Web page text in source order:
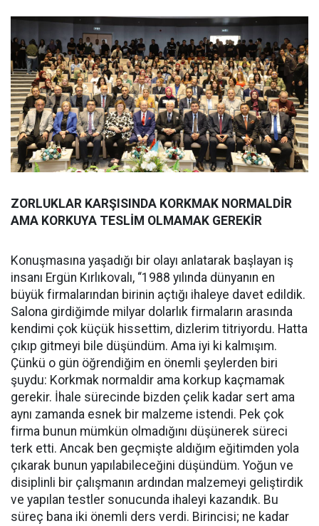
ZORLUKLAR KARŞISINDA KORKMAK NORMALDİR
AMA KORKUYA TESLİM OLMAMAK GEREKİR
Konuşmasına yaşadığı bir olayı anlatarak başlayan iş
insanı Ergün Kırlıkovalı, “1988 yılında dünyanın en
büyük firmalarından birinin açtığı ihaleye davet edildik.
Salona girdiğimde milyar dolarlık firmaların arasında
kendimi çok küçük hissettim, dizlerim titriyordu. Hatta
çıkıp gitmeyi bile düşündüm. Ama iyi ki kalmışım.
Çünkü o gün öğrendiğim en önemli şeylerden biri
şuydu: Korkmak normaldir ama korkup kaçmamak
gerekir. İhale sürecinde bizden çelik kadar sert ama
aynı zamanda esnek bir malzeme istendi. Pek çok
firma bunun mümkün olmadığını düşünerek süreci
terk etti. Ancak ben geçmişte aldığım eğitimden yola
çıkarak bunun yapılabileceğini düşündüm. Yoğun ve
disiplinli bir çalışmanın ardından malzemeyi geliştirdik
ve yapılan testler sonucunda ihaleyi kazandık. Bu
süreç bana iki önemli ders verdi. Birincisi; ne kadar